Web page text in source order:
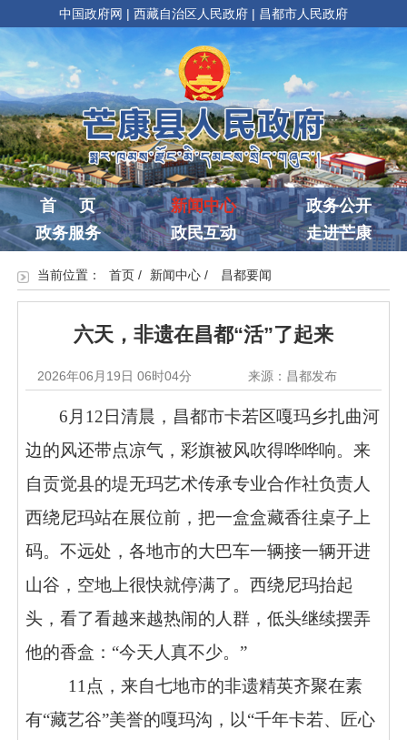
中国政府网 | 西藏自治区人民政府 | 昌都市人民政府
首 页 新闻中心
政务公开
政务服务
政民互动 走进芒康
当前位置： 首页/ 新闻中心/ 昌都要闻
六天，非遗在昌都“活”了起来
2026年06月19日 06时04分 来源：昌都发布
6月12日清晨，昌都市卡若区嘎玛乡扎曲河
边的风还带点凉气，彩旗被风吹得哗哗响。来
自贡觉县的堤无玛艺术传承专业合作社负责人
西绕尼玛站在展位前，把一盒盒藏香往桌子上
码。不远处，各地市的大巴车一辆接一辆开进
山谷，空地上很快就停满了。西绕尼玛抬起
头，看了看越来越热闹的人群，低头继续摆弄
他的香盒：“今天人真不少。”
11点，来自七地市的非遗精英齐聚在素
有“藏艺谷”美誉的嘎玛沟，以“千年卡若、匠心